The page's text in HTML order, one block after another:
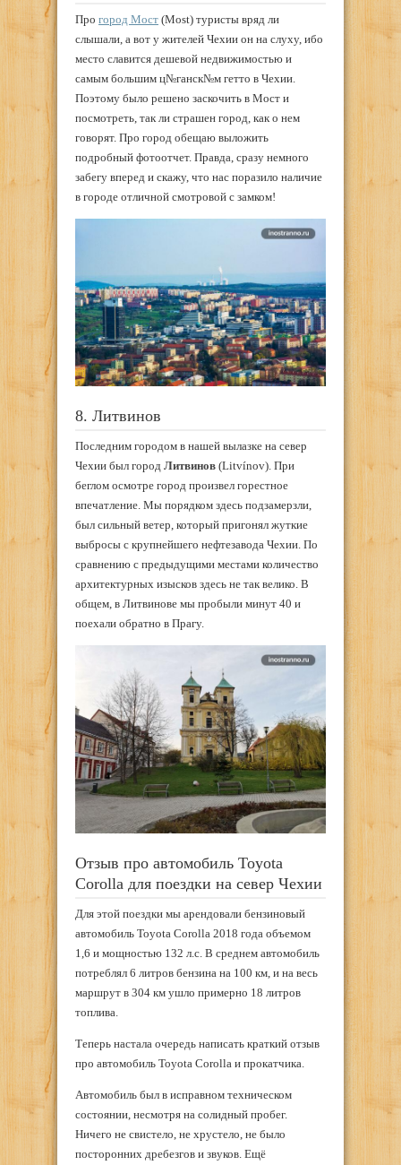
Про город Мост (Most) туристы вряд ли
слышали, а вот у жителей Чехии он на слуху, ибо
место славится дешевой недвижимостью и
самым большим ц№ганск№м гетто в Чехии.
Поэтому было решено заскочить в Мост и
посмотреть, так ли страшен город, как о нем
говорят. Про город обещаю выложить
подробный фотоотчет. Правда, сразу немного
забегу вперед и скажу, что нас поразило наличие
в городе отличной смотровой с замком!
8. Литвинов
Последним городом в нашей вылазке на север
Чехии был город Литвинов (Litvínov). При
беглом осмотре город произвел горестное
впечатление. Мы порядком здесь подзамерзли,
был сильный ветер, который пригонял жуткие
выбросы с крупнейшего нефтезавода Чехии. По
сравнению с предыдущими местами количество
архитектурных изысков здесь не так велико. В
общем, в Литвинове мы пробыли минут 40 и
поехали обратно в Прагу.
Отзыв про автомобиль Toyota
Corolla для поездки на север Чехии
Для этой поездки мы арендовали бензиновый
автомобиль Toyota Corolla 2018 года объемом
1,6 и мощностью 132 л.с. В среднем автомобиль
потреблял 6 литров бензина на 100 км, и на весь
маршрут в 304 км ушло примерно 18 литров
топлива.
Теперь настала очередь написать краткий отзыв
про автомобиль Toyota Corolla и прокатчика.
Автомобиль был в исправном техническом
состоянии, несмотря на солидный пробег.
Ничего не свистело, не хрустело, не было
посторонних дребезгов и звуков. Ещё